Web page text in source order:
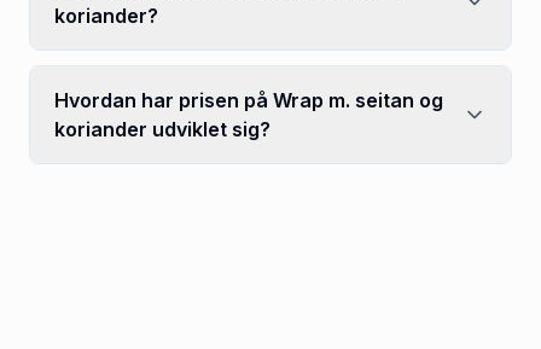
koriander?
Hvordan har prisen på Wrap m. seitan og
koriander udviklet sig?